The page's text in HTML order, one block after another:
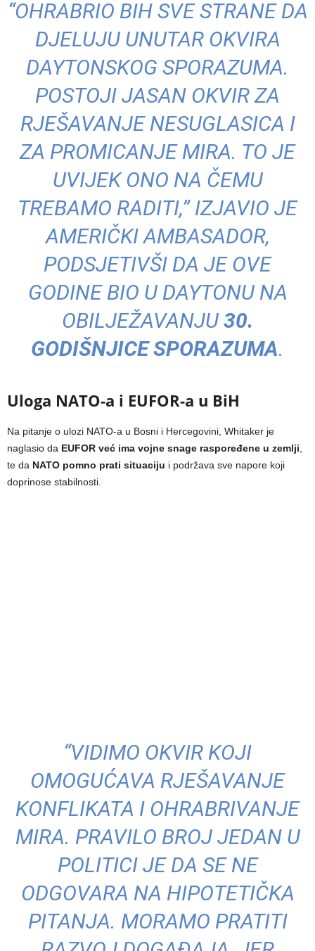
“OHRABRIO BIH SVE STRANE DA
DJELUJU UNUTAR OKVIRA
DAYTONSKOG SPORAZUMA.
POSTOJI JASAN OKVIR ZA
RJEŠAVANJE NESUGLASICA I
ZA PROMICANJE MIRA. TO JE
UVIJEK ONO NA ČEMU
TREBAMO RADITI,” IZJAVIO JE
AMERIČKI AMBASADOR,
PODSJETIVŠI DA JE OVE
GODINE BIO U DAYTONU NA
OBILJEŽAVANJU 30.
GODIŠNJICE SPORAZUMA.
Uloga NATO-a i EUFOR-a u BiH
Na pitanje o ulozi NATO-a u Bosni i Hercegovini, Whitaker je
naglasio da EUFOR već ima vojne snage raspoređene u zemlji,
te da NATO pomno prati situaciju i podržava sve napore koji
doprinose stabilnosti.
“VIDIMO OKVIR KOJI
OMOGUĆAVA RJEŠAVANJE
KONFLIKATA I OHRABRIVANJE
MIRA. PRAVILO BROJ JEDAN U
POLITICI JE DA SE NE
ODGOVARA NA HIPOTETIČKA
PITANJA. MORAMO PRATITI